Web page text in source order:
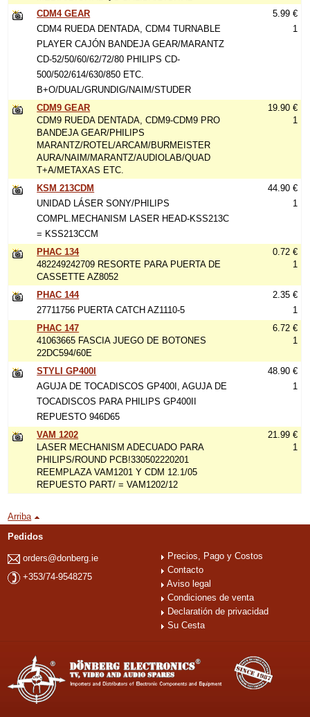
CDM4 GEAR
CDM4 RUEDA DENTADA, CDM4 TURNABLE
PLAYER CAJÓN BANDEJA GEAR/MARANTZ
CD-52/50/60/62/72/80 PHILIPS CD-
500/502/614/630/850 ETC.
B+O/DUAL/GRUNDIG/NAIM/STUDER
5.99 €
1
CDM9 GEAR
CDM9 RUEDA DENTADA, CDM9-CDM9 PRO
BANDEJA GEAR/PHILIPS
MARANTZ/ROTEL/ARCAM/BURMEISTER
AURA/NAIM/MARANTZ/AUDIOLAB/QUAD
T+A/METAXAS ETC.
19.90 €
1
KSM 213CDM
UNIDAD LÁSER SONY/PHILIPS
COMPL.MECHANISM LASER HEAD-KSS213C
= KSS213CCM
44.90 €
1
PHAC 134
482249242709 RESORTE PARA PUERTA DE
CASSETTE AZ8052
0.72 €
1
PHAC 144
27711756 PUERTA CATCH AZ1110-5
2.35 €
1
PHAC 147
41063665 FASCIA JUEGO DE BOTONES
22DC594/60E
6.72 €
1
STYLI GP400I
AGUJA DE TOCADISCOS GP400I, AGUJA DE
TOCADISCOS PARA PHILIPS GP400II
REPUESTO 946D65
48.90 €
1
VAM 1202
LASER MECHANISM ADECUADO PARA
PHILIPS/ROUND PCB!330502220201
REEMPLAZA VAM1201 Y CDM 12.1/05
REPUESTO PART/ = VAM1202/12
21.99 €
1
Arriba
Pedidos
orders@donberg.ie
+353/74-9548275
Precios, Pago y Costos
Contacto
Aviso legal
Condiciones de venta
Declaratión de privacidad
Su Cesta